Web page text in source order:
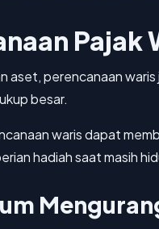
Pajak
aset, perencanaan
besar.
waris dapat
hadiah saat masih